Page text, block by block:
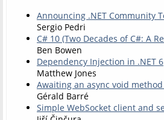
Announcing .NET Community
Sergio Pedri
C# 10 (Two Decades of C#: A
Ben Bowen
Dependency Injection in .NET 6
Matthew Jones
Awaiting an async void method
Gérald Barré
Simple WebSocket client and